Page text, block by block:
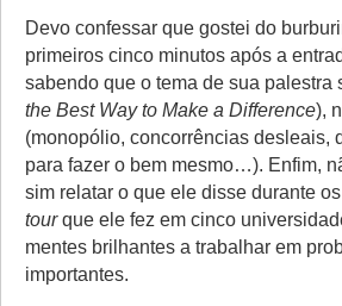
Devo confessar que gostei do
primeiros cinco minutos após a
sabendo que o tema de sua palestra
the Best Way to Make a Difference),
(monopólio, concorrências desleais,
para fazer o bem mesmo…). Enfim,
sim relatar o que ele disse durante
tourque ele fez em cinco
mentes brilhantes a trabalhar em
importantes.